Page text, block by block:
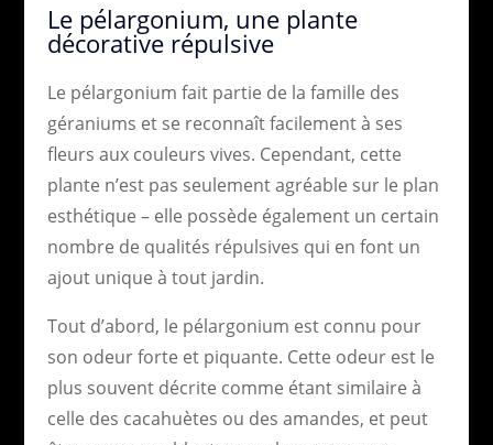
Le pélargonium, une plante
décorative répulsive
Le pélargonium fait partie de la famille des
géraniums et se reconnaît facilement à ses
fleurs aux couleurs vives. Cependant, cette
plante n’est pas seulement agréable sur le plan
esthétique – elle possède également un certain
nombre de qualités répulsives qui en font un
ajout unique à tout jardin.
Tout d’abord, le pélargonium est connu pour
son odeur forte et piquante. Cette odeur est le
plus souvent décrite comme étant similaire à
celle des cacahuètes ou des amandes, et peut